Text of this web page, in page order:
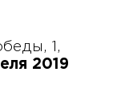
1,
2019